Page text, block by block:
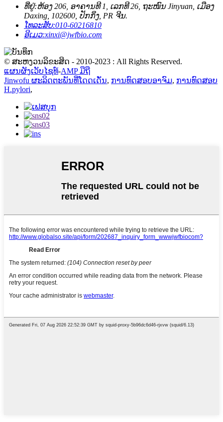
ທີ່ຢູ່:ຫ້ອງ 206, ອາຄານທີ 1, ເລກທີ 26, ຖະໜົນ Jinyuan, ເມືອງ
Daxing, 102600, ປັກກິ່ງ, PR ຈີນ.
ໂທລະສັບ:010-60216810
ອີເມວ:xinxi@jwfbio.com
© ສະຫງວນລິຂະສິດ - 2010-2023 : All Rights Reserved.
ແຜນຜັງເວັບໄຊທ໌-AMP ມືຖື
Jinwofu ຜະລິດຕະພັນທີ່ໂດດເດັ່ນ, ການທົດສອບອາຈົມ, ການທົດສອບ
H.pylori,